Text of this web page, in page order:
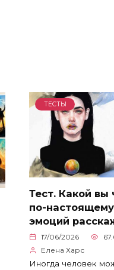
ТЕСТЫ
Тест. Какой вы
по-
эмоций
17/06/2026
Елена Харс
Иногда человек